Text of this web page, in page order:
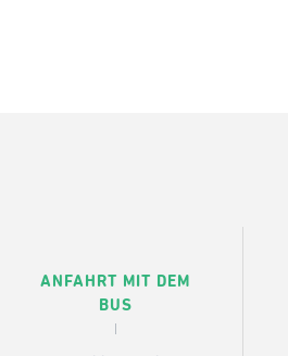
ANFAHRT MIT DEM
BUS